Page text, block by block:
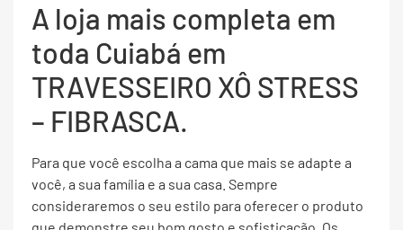
A loja mais completa em
toda Cuiabá em
TRAVESSEIRO XÔ STRESS
– FIBRASCA.
Para que você escolha a cama que mais se adapte a
você, a sua família e a sua casa. Sempre
consideraremos o seu estilo para oferecer o produto